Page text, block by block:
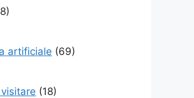
artificiale (69)
(18)